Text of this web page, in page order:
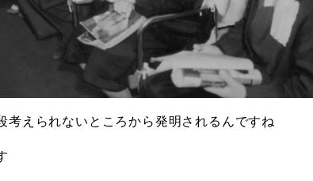
考えられないところから発明されるんですね